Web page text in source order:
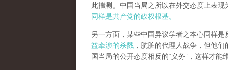
此揣测。中国当局之所以在外交态度上表现
同样是共产党的政权根基。
另一方面，某些中国异议学者之本心同样是
益牵涉的杀戮 ，肮脏的代理人战争，但他们
国当局的公开态度相反的“义务”，这样才能